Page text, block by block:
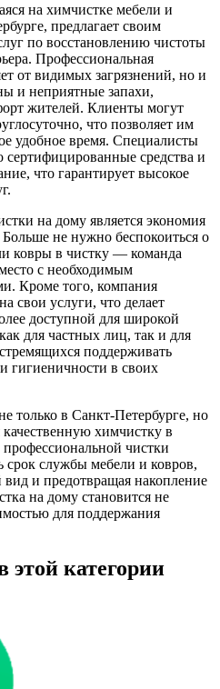
на химчистке мебели и
предлагает своим
по восстановлению чистоты
Профессиональная
от видимых загрязнений, но и
и неприятные запахи,
жителей. Клиенты могут
что позволяет им
удобное время. Специалисты
средства и
что гарантирует высокое
на дому является экономия
не нужно беспокоиться о
ковры в чистку — команда
с необходимым
Кроме того, компания
свои услуги, что делает
доступной для широкой
для частных лиц, так и для
поддерживать
гигиеничности в своих
только в Санкт-Петербурге, но
химчистку в
чистки
срок службы мебели и ковров,
и предотвращая накопление
на дому становится не
для поддержания
категории